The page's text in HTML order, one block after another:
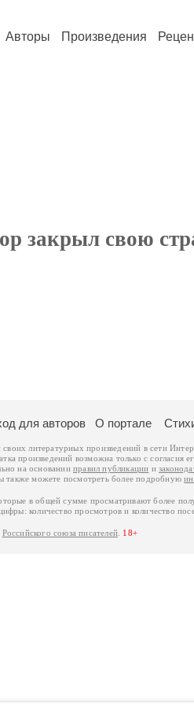
Авторы Произведения
закрыл свою
для авторов О портале
литературных произведений в сети
произведений возможна только с согласия
на основанииправил публикации и
также можете посмотреть более подробную
в общей сумме просматривают более
количество просмотров и количество
Российского союза писателей 18+